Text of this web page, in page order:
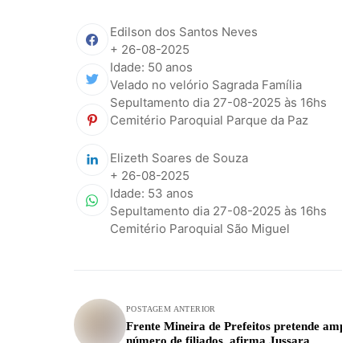
Edilson dos Santos Neves
+ 26-08-2025
Idade: 50 anos
Velado no velório Sagrada Família
Sepultamento dia 27-08-2025 às 16hs
Cemitério Paroquial Parque da Paz
Elizeth Soares de Souza
+ 26-08-2025
Idade: 53 anos
Sepultamento dia 27-08-2025 às 16hs
Cemitério Paroquial São Miguel
POSTAGEM ANTERIOR
Frente Mineira de Prefeitos pretende
número de filiados, afirma Jussara